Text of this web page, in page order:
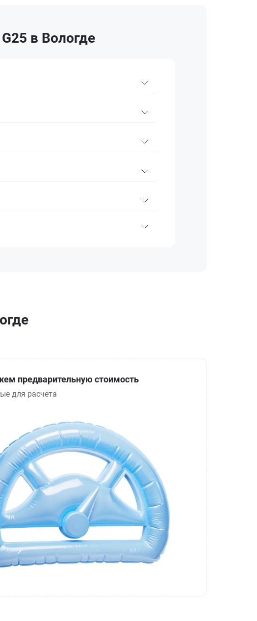
в Вологде
предварительную стоимость
для расчета